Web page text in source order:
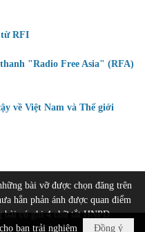
từ RFI
"Radio Free Asia" (RFA)
về Việt Nam và Thế giới
bài vỡ được chọn đăng trên
hẳn phản ánh được quan điểm
có ghi 4 chữ tắt HNPD
Đồng ý
bạn trải nghiệm